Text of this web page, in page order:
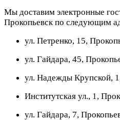
Мы доставим электронные
Прокопьевск по следующим
ул. Петренко, 15,
ул. Гайдара, 45,
ул. Надежды Крупской,
Институтская ул., 1,
ул. Гайдара, 7,